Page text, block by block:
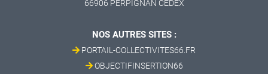
66906 PERPIGNAN CEDEX
NOS AUTRES SITES :
PORTAIL-COLLECTIVITES66.FR
OBJECTIFINSERTION66